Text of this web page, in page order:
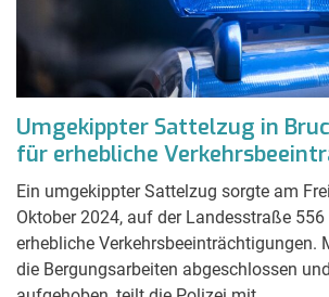
Umgekippter Sattelzug in
für erhebliche
Ein umgekippter Sattelzug sorgte am
Oktober 2024, auf der Landesstraße
erhebliche Verkehrsbeeinträchtigungen.
die Bergungsarbeiten abgeschlossen